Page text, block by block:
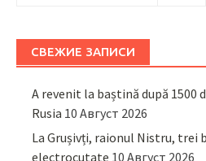
СВЕЖИЕ ЗАПИСИ
A revenit la baștină după 1500
Rusia 10 Август 2026
La Grușivți, raionul Nistru, trei
electrocutate 10 Август 2026